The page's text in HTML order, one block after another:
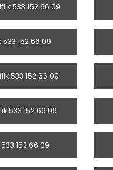
533 152 66 09
152 66 09
533 152 66 09
533 152 66 09
152 66 09